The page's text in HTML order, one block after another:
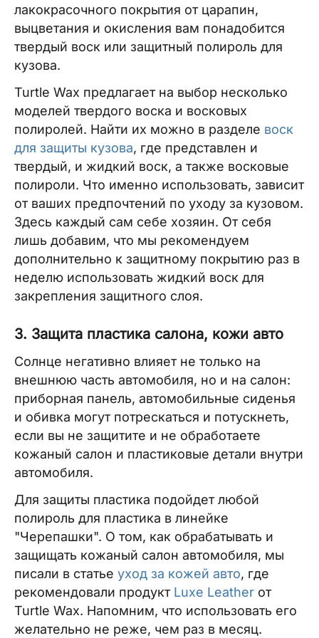
лакокрасочного покрытия от царапин,
выцветания и окисления вам понадобится
твердый воск или защитный полироль для
кузова.
Turtle Wax предлагает на выбор несколько
моделей твердого воска и восковых
полиролей. Найти их можно в разделе воск
для защиты кузова, где представлен и
твердый, и жидкий воск, а также восковые
полироли. Что именно использовать, зависит
от ваших предпочтений по уходу за кузовом.
Здесь каждый сам себе хозяин. От себя
лишь добавим, что мы рекомендуем
дополнительно к защитному покрытию раз в
неделю использовать жидкий воск для
закрепления защитного слоя.
3. Защита пластика салона, кожи авто
Солнце негативно влияет не только на
внешнюю часть автомобиля, но и на салон:
приборная панель, автомобильные сиденья
и обивка могут потрескаться и потускнеть,
если вы не защитите и не обработаете
кожаный салон и пластиковые детали внутри
автомобиля.
Для защиты пластика подойдет любой
полироль для пластика в линейке
"Черепашки". О том, как обрабатывать и
защищать кожаный салон автомобиля, мы
писали в статье уход за кожей авто, где
рекомендовали продукт Luxe Leather от
Turtle Wax. Напомним, что использовать его
желательно не реже, чем раз в месяц.